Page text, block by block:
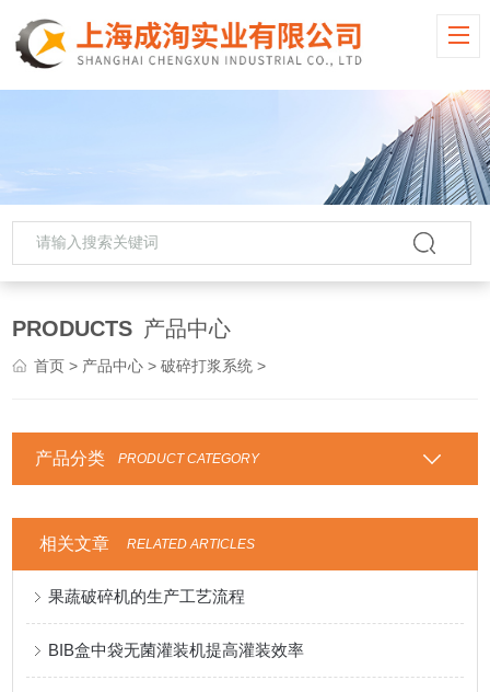
PRODUCTS 产品中心
首页 > 产品中心 >破碎打浆系统 >
产品分类 PRODUCT CATEGORY
相关文章 RELATED ARTICLES
果蔬破碎机的生产工艺流程
BIB盒中袋无菌灌装机提高灌装效率